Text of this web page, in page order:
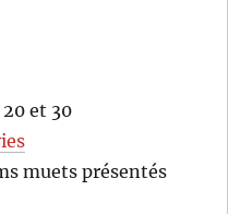
et 30
muets présentés